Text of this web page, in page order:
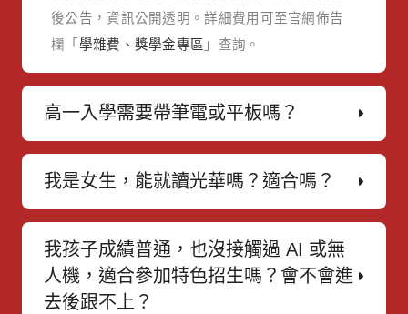
後公告，資訊公開透明。詳細費用可至官網佈告
欄「 學雜費、獎學金專區 」查詢。
高一入學需要帶筆電或平板嗎？
我是女生，能就讀光華嗎？適合嗎？
我孩子成績普通，也沒接觸過 AI 或無
人機，適合參加特色招生嗎？會不會進
去後跟不上？